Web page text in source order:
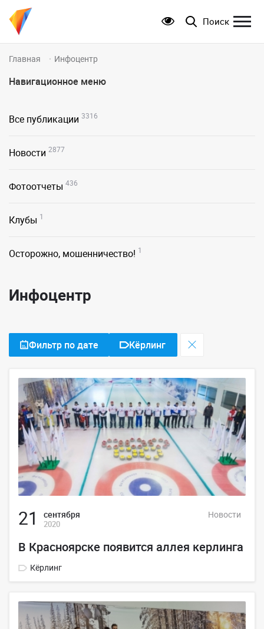
Поиск
Главная Инфоцентр
Навигационное меню
Все публикации 3316
Новости 2877
Фотоотчеты 436
Клубы 1
Осторожно, мошенничество! 1
Инфоцентр
Фильтр по дате Кёрлинг
21 сентября
2020
Новости
В Красноярске появится аллея керлинга
Кёрлинг